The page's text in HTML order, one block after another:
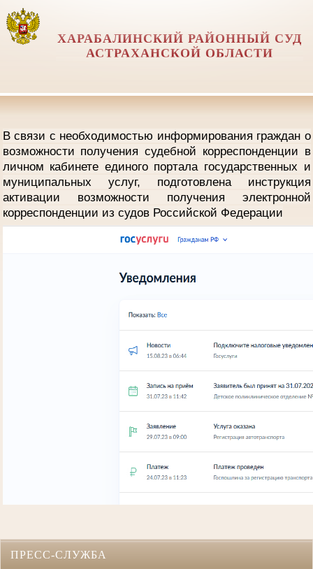
ХАРАБАЛИНСКИЙ РАЙОННЫЙ СУД
АСТРАХАНСКОЙ ОБЛАСТИ
В связи с необходимостью информирования граждан о
возможности получения судебной корреспонденции в
личном кабинете единого портала государственных и
муниципальных услуг, подготовлена инструкция
активации возможности получения электронной
корреспонденции из судов Российской Федерации
ПРЕСС-СЛУЖБА